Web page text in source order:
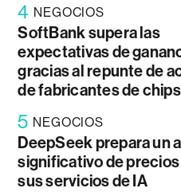
4 NEGOCIOS
SoftBank supera las
expectativas de
gracias al repunte de
de fabricantes de chips
5 NEGOCIOS
DeepSeek prepara un
significativo de
sus servicios de IA